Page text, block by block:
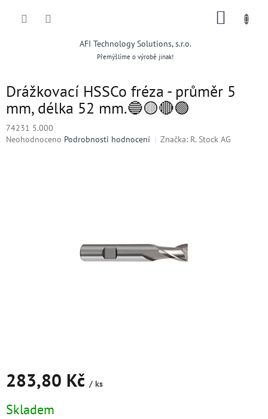
AFI Technology Solutions, s.r.o.
Přemýšlíme o výrobě jinak!
Drážkovací HSSCo fréza - průměr 5
mm, délka 52 mm.🔵🟡🔴🟢
74231 5.000
Průměrné
Neohodnoceno Podrobnosti hodnocení Značka: R. Stock AG
283,80 Kč / ks
cena:
Skladem